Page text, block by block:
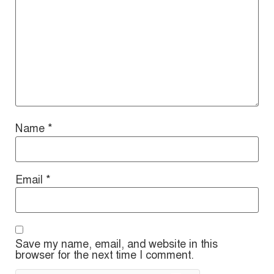
Name *
Email *
Save my name, email, and website in this
browser for the next time I comment.